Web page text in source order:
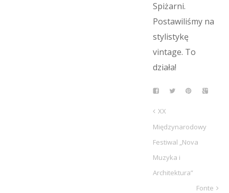
Spiżarni.
Postawiliśmy na
stylistykę
vintage. To
działa!
XX
Międzynarodowy
Festiwal „Nova
Muzyka i
Architektura”
Fonte